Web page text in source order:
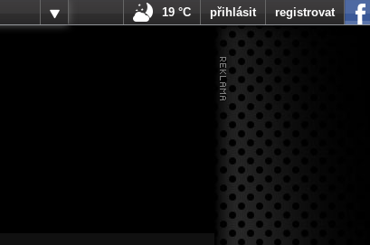
19 °C přihlásit registrovat